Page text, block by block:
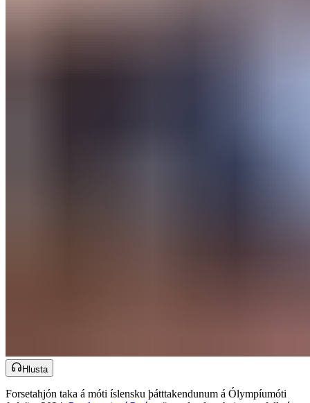
Hlusta
Forsetahjón taka á móti íslensku þátttakendunum á Ólympíumóti